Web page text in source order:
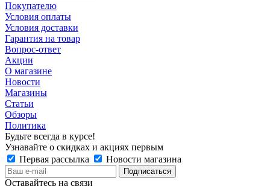
Покупателю
Условия оплаты
Условия доставки
Гарантия на товар
Вопрос-ответ
Акции
О магазине
Новости
Магазины
Статьи
Обзоры
Политика
Будьте всегда в курсе!
Узнавайте о скидках и акциях первым
Первая рассылка
Новости магазина
Оставайтесь на связи